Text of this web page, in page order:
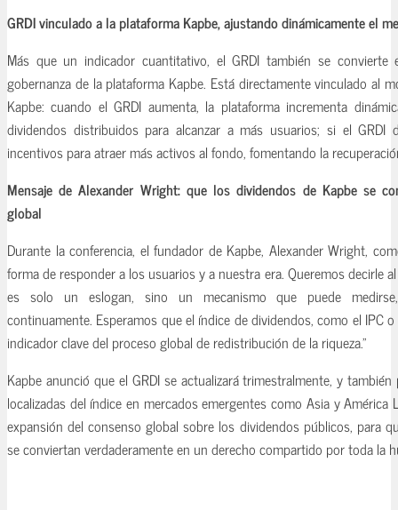
GRDI vinculado a la plataforma Kapbe, ajustando dinámicamente el
Más que un indicador cuantitativo, el GRDI también se
gobernanza de la plataforma Kapbe. Está directamente vinculado al
Kapbe: cuando el GRDI aumenta, la plataforma incrementa
dividendos distribuidos para alcanzar a más usuarios; si el GRDI
incentivos para atraer más activos al fondo, fomentando la
Mensaje de Alexander Wright: que los dividendos de Kapbe se
global
Durante la conferencia, el fundador de Kapbe, Alexander Wright,
forma de responder a los usuarios y a nuestra era. Queremos decirle
es solo un eslogan, sino un mecanismo que puede
continuamente. Esperamos que el índice de dividendos, como el IPC
indicador clave del proceso global de redistribución de la riqueza.”
Kapbe anunció que el GRDI se actualizará trimestralmente, y
localizadas del índice en mercados emergentes como Asia y
expansión del consenso global sobre los dividendos públicos, para
se conviertan verdaderamente en un derecho compartido por toda la